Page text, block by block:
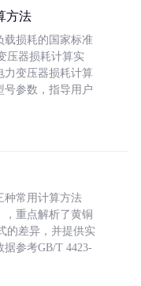
方法
载损耗的国家标准
压器损耗计算实
力变压器损耗计算
号参数，指导用户
种常用计算方法
，重点解析了黄铜
的差异，并提供实
参考GB/T 4423-